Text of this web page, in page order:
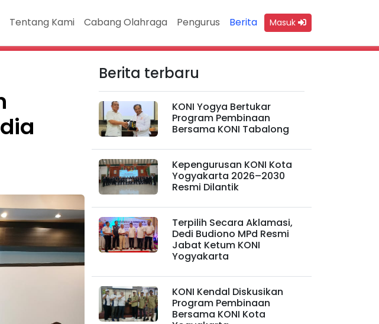
Tentang Kami Cabang Olahraga Pengurus Berita Masuk
Berita terbaru
KONI Yogya Bertukar
Program Pembinaan
Bersama KONI Tabalong
Kepengurusan KONI Kota
Yogyakarta 2026–2030
Resmi Dilantik
Terpilih Secara Aklamasi,
Dedi Budiono MPd Resmi
Jabat Ketum KONI
Yogyakarta
KONI Kendal Diskusikan
Program Pembinaan
Bersama KONI Kota